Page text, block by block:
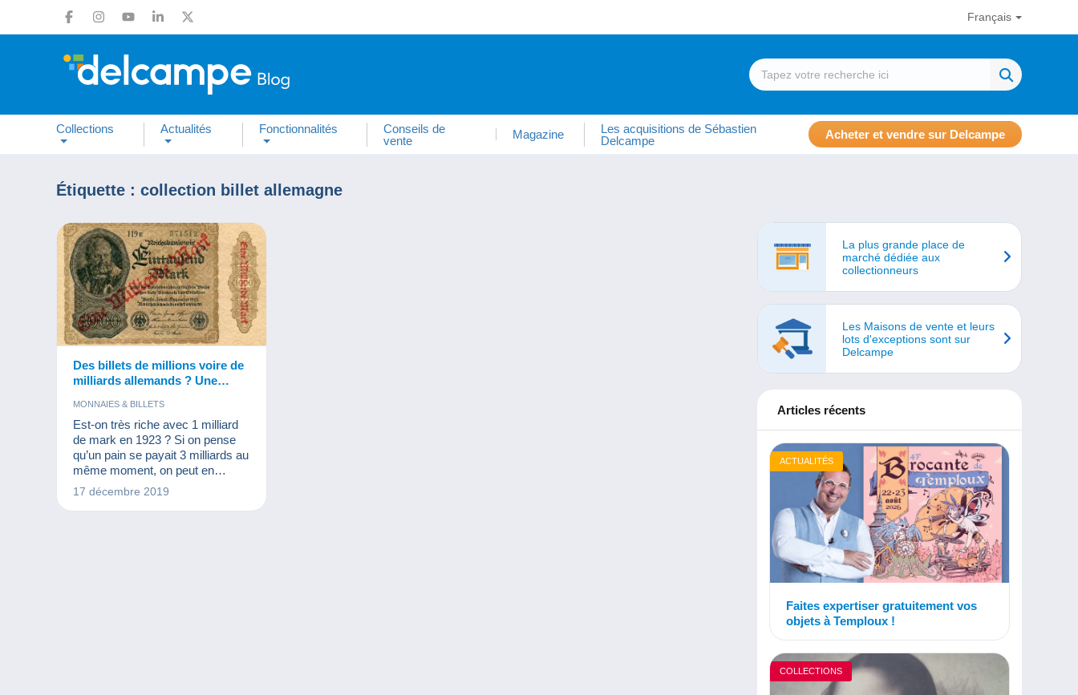
Français
Collections Actualités Fonctionnalités
Conseils de
vente
Magazine
Les acquisitions de Sébastien
Delcampe
Acheter et vendre sur Delcampe
Étiquette : collection billet allemagne
Des billets de millions voire de
milliards allemands ? Une
MONNAIES & BILLETS
Est-on très riche avec 1 milliard
de mark en 1923 ? Si on pense
qu’un pain se payait 3 milliards au
même moment, on peut en
conclure que non ! Ces billets font
17 décembre 2019
La plus grande place de
marché dédiée aux
collectionneurs
Les Maisons de vente et leurs
lots d'exceptions sont sur
Delcampe
Articles récents
ACTUALITÉS
Faites expertiser gratuitement vos
objets à Temploux !
COLLECTIONS